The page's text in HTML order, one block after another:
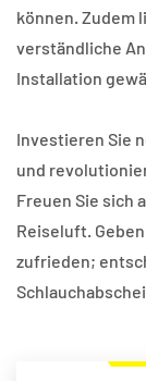
können. Zudem
verständliche
Installation
Investieren Sie
und
Freuen Sie sich
Reiseluft.
zufrieden;